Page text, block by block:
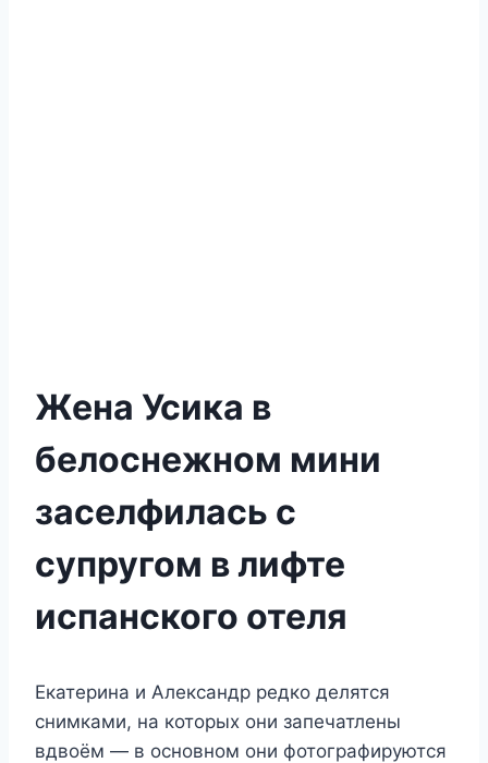
Жена Усика в
белоснежном мини
заселфилась с
супругом в лифте
испанского отеля
Екатерина и Александр редко делятся
снимками, на которых они запечатлены
вдвоём — в основном они фотографируются